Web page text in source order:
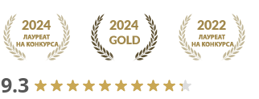
9.3